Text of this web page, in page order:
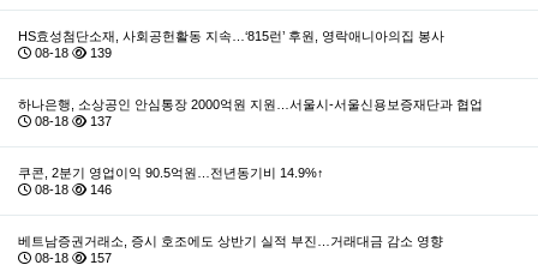
HS효성첨단소재, 사회공헌활동 지속…‘815런’ 후원, 영락애니아의집 봉사
08-18
139
하나은행, 소상공인 안심통장 2000억원 지원…서울시-서울신용보증재단과 협업
08-18
137
쿠콘, 2분기 영업이익 90.5억원…전년동기비 14.9%↑
08-18
146
베트남증권거래소, 증시 호조에도 상반기 실적 부진…거래대금 감소 영향
08-18
157